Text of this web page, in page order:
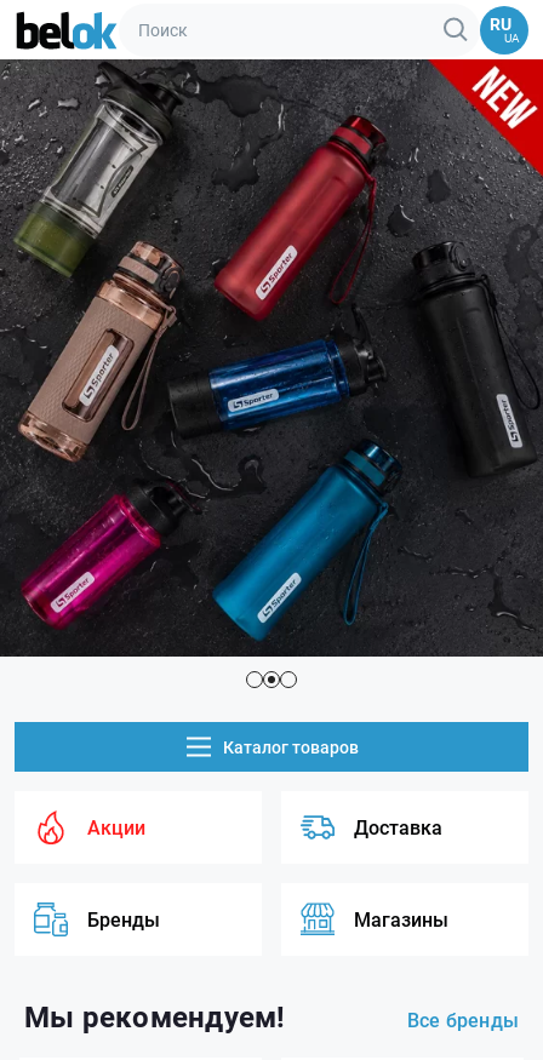
RU
UA
Каталог товаров
Акции Доставка
Бренды Магазины
Мы рекомендуем! Все бренды